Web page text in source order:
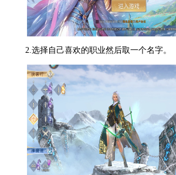
2.选择自己喜欢的职业然后取一个名字。